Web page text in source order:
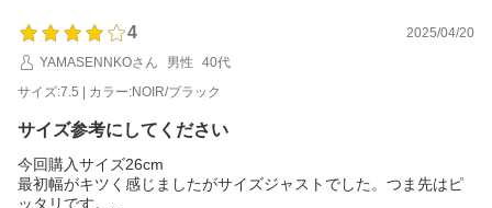
（幅広、甲高、厚めのソックス着用）を考えると1サイズアップだ
い切ってサイズダウン（ニューバランスの普段サイズ26,0）→ま
だ厚めソックス履いて試し履きしても踵に余裕ありですぐ抜けそ
めソックス着用でジャストサイズから若干余裕ありこれ以上サイ
ということで…（窮屈感もなく、横も当たっている感覚もないで
す。）
4
2025/04/20
YAMASENNKOさん
男性
40代
サイズ:7.5 | カラー:NOIR/ブラック
サイズ参考にしてください
今回購入サイズ26cm
最初幅がキツく感じましたがサイズジャストでした。つま先はピ
ッタリです。